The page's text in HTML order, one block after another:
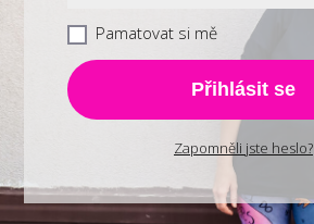
Pamatovat si mě
Přihlásit se
Zapomněli jste heslo?